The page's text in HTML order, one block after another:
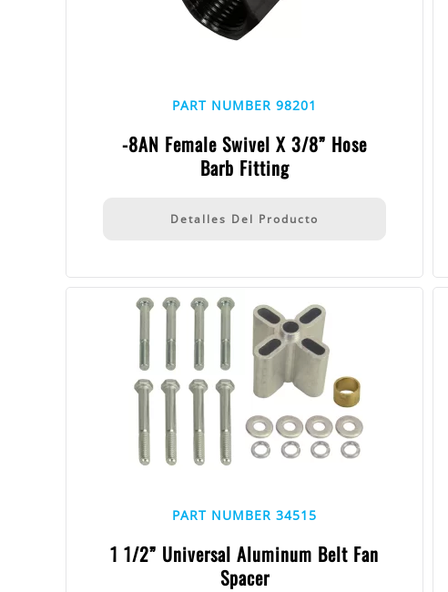
PART NUMBER 98201
-8AN Female Swivel X 3/8” Hose
Barb Fitting
Detalles Del Producto
PART NUMBER 34515
1 1/2” Universal Aluminum Belt Fan
Spacer